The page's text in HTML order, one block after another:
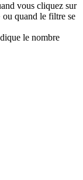
vous cliquez sur
quand le filtre se
le nombre